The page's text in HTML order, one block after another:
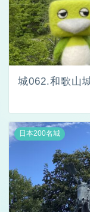
城062.和歌山
日本200名城